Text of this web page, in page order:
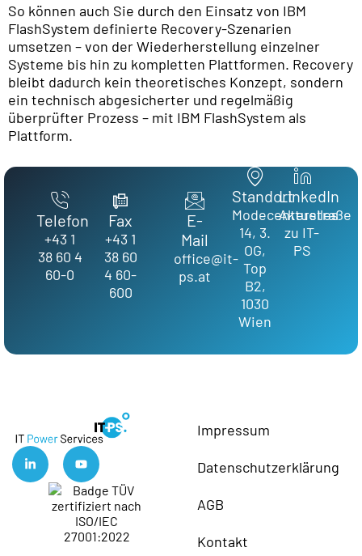
So können auch Sie durch den Einsatz von IBM
FlashSystem definierte Recovery-Szenarien
umsetzen – von der Wiederherstellung einzelner
Systeme bis hin zu kompletten Plattformen. Recovery
bleibt dadurch kein theoretisches Konzept, sondern
ein technisch abgesicherter und regelmäßig
überprüfter Prozess – mit IBM FlashSystem als
Plattform.
Telefon
+43 1
38 60 4
60-0
Fax
+43 1
38 60
4 60-
600
E-
Mail
office@it-
ps.at
Standort
Modecenterstraße
14, 3.
OG,
Top
B2,
1030
Wien
LinkedIn
Aktuelles
zu IT-
PS
Impressum
Datenschutzerklärung
AGB
Kontakt